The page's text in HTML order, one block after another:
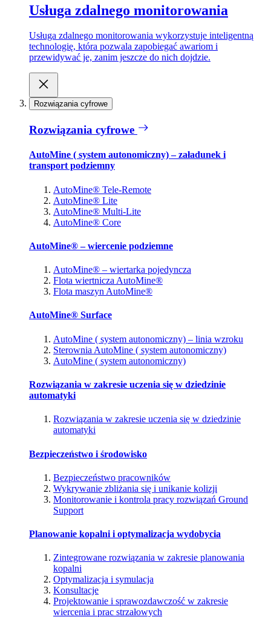
Usługa zdalnego monitorowania
Usługa zdalnego monitorowania wykorzystuje inteligentną
technologię, która pozwala zapobiegać awariom i
przewidywać je, zanim jeszcze do nich dojdzie.
Rozwiązania cyfrowe
Rozwiązania cyfrowe
AutoMine ( system autonomiczny) – załadunek i
transport podziemny
AutoMine® Tele-Remote
AutoMine® Lite
AutoMine® Multi-Lite
AutoMine® Core
AutoMine® – wiercenie podziemne
AutoMine® – wiertarka pojedyncza
Flota wiertnicza AutoMine®
Flota maszyn AutoMine®
AutoMine® Surface
AutoMine ( system autonomiczny) – linia wzroku
Sterownia AutoMine ( system autonomiczny)
AutoMine ( system autonomiczny)
Rozwiązania w zakresie uczenia się w dziedzinie
automatyki
Rozwiązania w zakresie uczenia się w dziedzinie
automatyki
Bezpieczeństwo i środowisko
Bezpieczeństwo pracowników
Wykrywanie zbliżania się i unikanie kolizji
Monitorowanie i kontrola pracy rozwiązań Ground
Support
Planowanie kopalni i optymalizacja wydobycia
Zintegrowane rozwiązania w zakresie planowania
kopalni
Optymalizacja i symulacja
Konsultacje
Projektowanie i sprawozdawczość w zakresie
wiercenia i prac strzałowych